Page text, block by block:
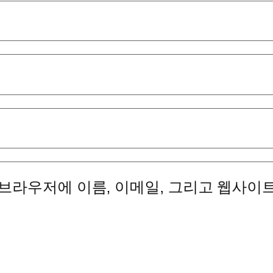
라우저에 이름, 이메일, 그리고 웹사이